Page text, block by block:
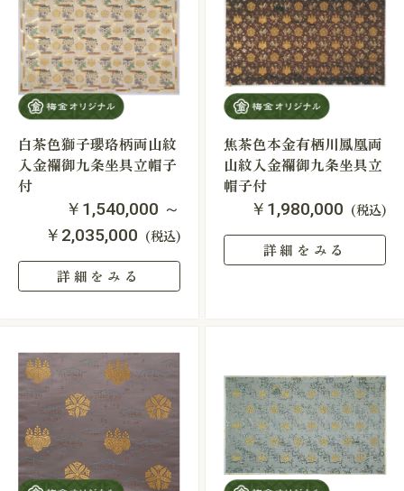
白茶色獅子瓔珞柄両山紋
入金襴御九条坐具立帽子
付
￥1,540,000 ～
￥2,035,000 (税込)
詳細をみる
焦茶色本金有栖川鳳凰両
山紋入金襴御九条坐具立
帽子付
￥1,980,000 (税込)
詳細をみる